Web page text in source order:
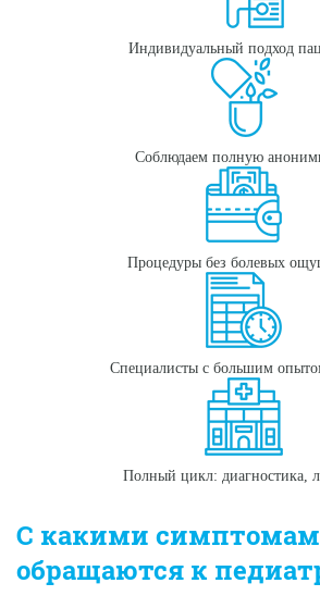
Индивидуальный подход
Соблюдаем полную
Процедуры без болевых
Специалисты с большим
Полный цикл: диагностика,
С какими
обращаются к